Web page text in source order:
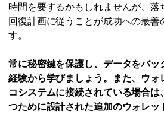
時間を要するかもしれませんが、落
回復計画に従うことが成功への最善
す。
常に秘密鍵を保護し、データをバ
経験から学びましょう。また、ウ
コシステムに接続されている場合
つために設計された追加のウォレ